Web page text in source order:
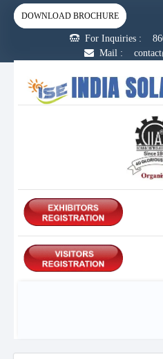
DOWNLOAD BROCHURE
For Inquiries :
Mail :